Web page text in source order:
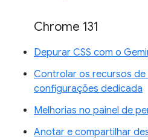
Chrome 131
Depurar CSS com o
Controlar os recursos de
configurações dedicada
Melhorias no painel de
Anotar e compartilhar